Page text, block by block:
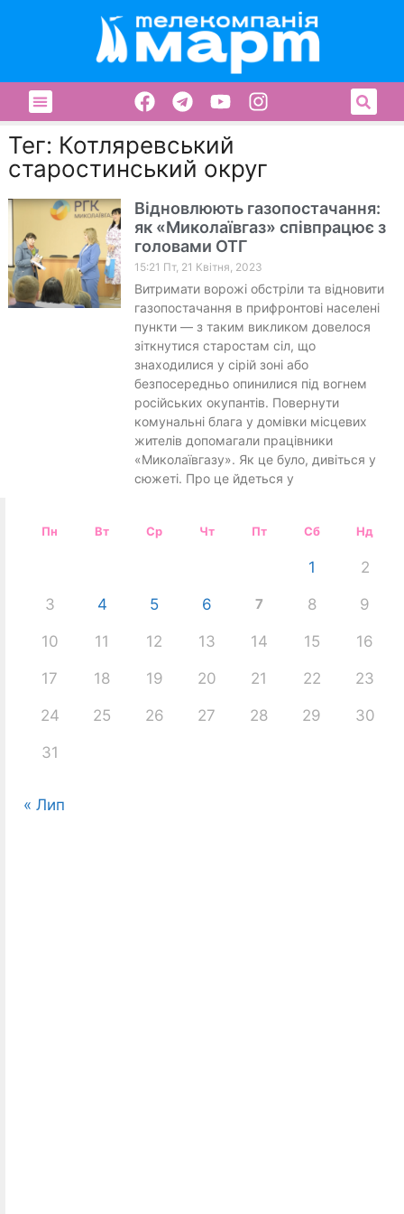
Тег: Котляревський
старостинський округ
Відновлюють газопостачання:
як «Миколаївгаз» співпрацює з
головами ОТГ
15:21 Пт, 21 Квітня, 2023
Витримати ворожі обстріли та відновити
газопостачання в прифронтові населені
пункти — з таким викликом довелося
зіткнутися старостам сіл, що
знаходилися у сірій зоні або
безпосередньо опинилися під вогнем
російських окупантів. Повернути
комунальні блага у домівки місцевих
жителів допомагали працівники
«Миколаївгазу». Як це було, дивіться у
сюжеті. Про це йдеться у
Пн Вт Ср Чт Пт Сб Нд
1 2
3 4 5 6 7 8 9
10 11 12 13 14 15 16
17 18 19 20 21 22 23
24 25 26 27 28 29 30
31
« Лип